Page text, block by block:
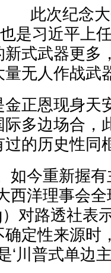
此次纪念
是习近平上
式武器更多
无人作战武
正恩现身天
多边场合，
的历史性同
如今重新握
西洋理事会
对路透社表
定性来源时
‘川普式单边